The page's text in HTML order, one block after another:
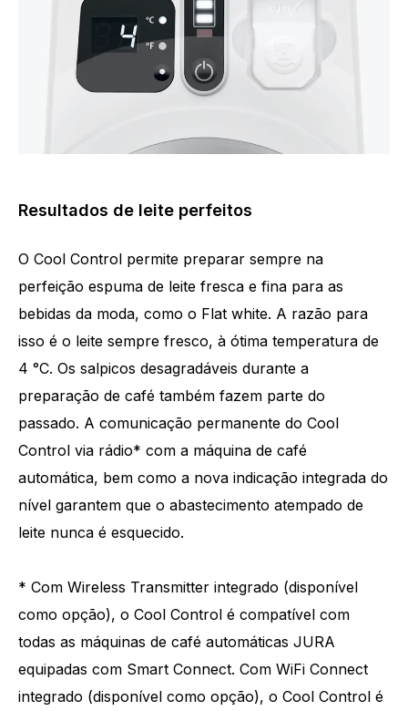
Resultados de leite perfeitos
O Cool Control permite preparar sempre na
perfeição espuma de leite fresca e fina para as
bebidas da moda, como o Flat white. A razão para
isso é o leite sempre fresco, à ótima temperatura de
4 °C. Os salpicos desagradáveis durante a
preparação de café também fazem parte do
passado. A comunicação permanente do Cool
Control via rádio* com a máquina de café
automática, bem como a nova indicação integrada do
nível garantem que o abastecimento atempado de
leite nunca é esquecido.
* Com Wireless Transmitter integrado (disponível
como opção), o Cool Control é compatível com
todas as máquinas de café automáticas JURA
equipadas com Smart Connect. Com WiFi Connect
integrado (disponível como opção), o Cool Control é